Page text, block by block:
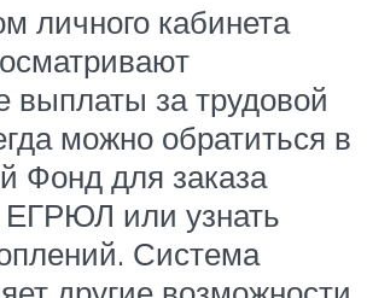
личного кабинета
выплаты за трудовой
можно обратиться в
Фонд для заказа
ЕГРЮЛ или узнать
Система